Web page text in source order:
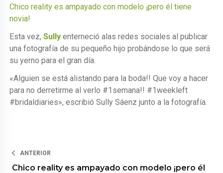
Chico reality es ampayado con modelo ¡pero él tiene
novia!
Esta vez,Sully enterneció alas redes sociales al publicar
una fotografía de su pequeño hijo probándose lo que será
su yerno para el gran día.
«Alguien se está alistando para la boda!! Que voy a hacer
para no derretirme al verlo #1semana!! #1weekleft
#bridaldiaries», escribió Sully Sáenz junto a la fotografía.
ANTERIOR
Chico reality es ampayado con modelo ¡pero él